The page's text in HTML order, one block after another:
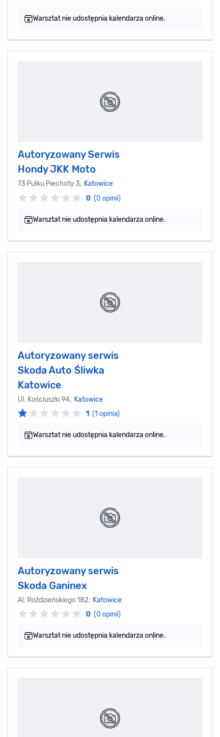
Warsztat nie udostępnia kalendarza online.
Autoryzowany Serwis
Hondy JKK Moto
73 Pułku Piechoty 3, Katowice
0 (0 opinii)
Warsztat nie udostępnia kalendarza online.
Autoryzowany serwis
Skoda Auto Śliwka
Katowice
Ul. Kościuszki 94, Katowice
1 (1 opinia)
Warsztat nie udostępnia kalendarza online.
Autoryzowany serwis
Skoda Ganinex
Al. Roździeńskiego 182, Katowice
0 (0 opinii)
Warsztat nie udostępnia kalendarza online.